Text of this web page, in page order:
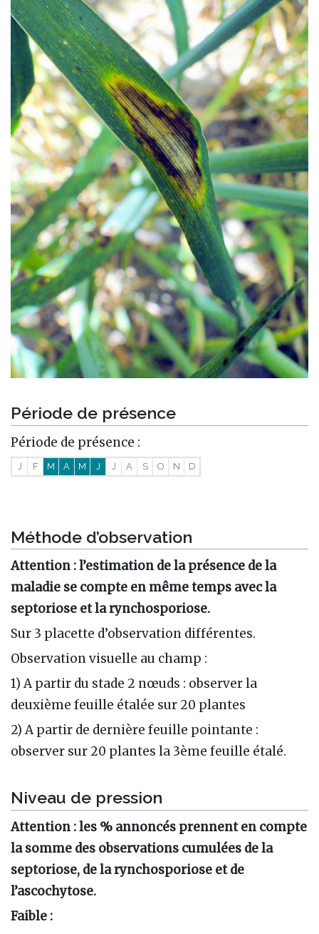
Période de présence
Période de présence :
J F M A M J J A S O N D
Méthode d’observation
Attention : l’estimation de la présence de la
maladie se compte en même temps avec la
septoriose et la rynchosporiose.
Sur 3 placette d’observation différentes.
Observation visuelle au champ :
1) A partir du stade 2 nœuds : observer la
deuxième feuille étalée sur 20 plantes
2) A partir de dernière feuille pointante :
observer sur 20 plantes la 3ème feuille étalé.
Niveau de pression
Attention : les % annoncés prennent en compte
la somme des observations cumulées de la
septoriose, de la rynchosporiose et de
l’ascochytose.
Faible :